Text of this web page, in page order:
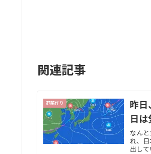
関連記事
野菜作り
昨
日
なん
れ、
出し